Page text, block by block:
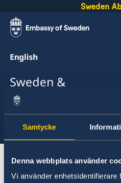
Samtycke
Denna webbplats använder
Vi använder enhetsidentifierare
Sweden
English
Sweden &
Cabo Verde
Select
here
About Sweden Cabo